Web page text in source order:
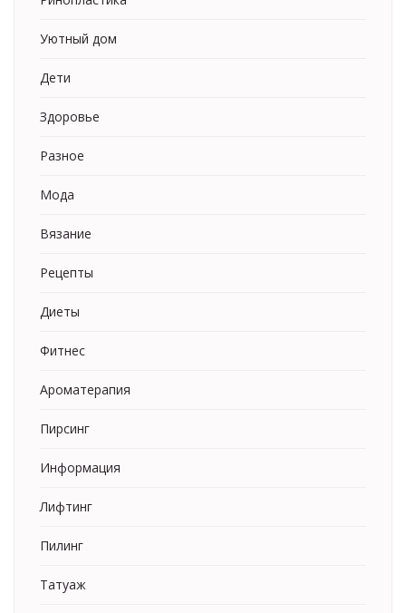
Уютный дом
Дети
Здоровье
Разное
Мода
Вязание
Рецепты
Диеты
Фитнес
Ароматерапия
Пирсинг
Информация
Лифтинг
Пилинг
Татуаж